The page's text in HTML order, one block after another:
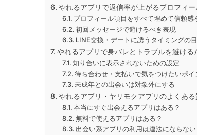
やれるアプリで返信率が上がるプロフィ
プロフィール項目をすべて埋めて信頼感
初回メッセージで避けるべき表現
LINE交換・デートに誘うタイミングの
やれるアプリで身バレとトラブルを避ける
知り合いに表示されないための設定
待ち合わせ・支払いで気をつけたいポイ
未成年との出会いは対象外にする
やれるアプリ・ヤリモクアプリのよくある
本当にすぐ出会えるアプリはある？
無料で使えるアプリはある？
出会い系アプリの利用は違法にならない